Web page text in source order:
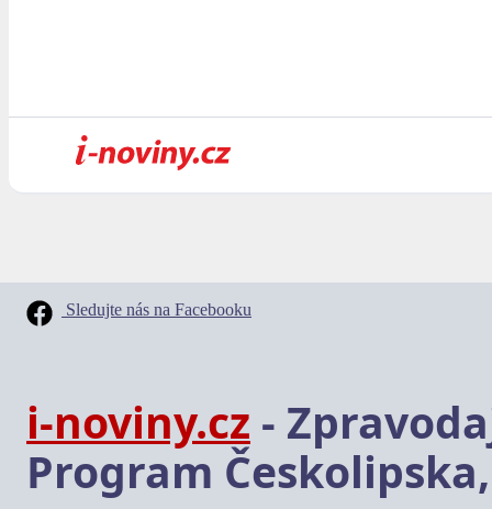
Sledujte nás na Facebooku
i-noviny.cz -
Program